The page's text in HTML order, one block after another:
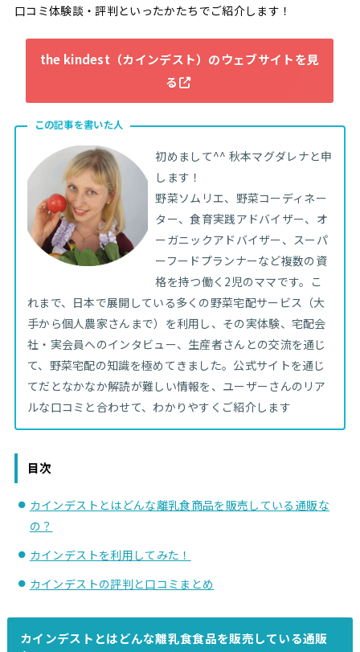
口コミ体験談・評判といったかたちでご紹介します！
the kindest（カインデスト）のウェブサイトを見
る
この記事を書いた人
初めまして^^ 秋本マグダレナと申
します！
野菜ソムリエ、野菜コーディネー
ター、食育実践アドバイザー、オ
ーガニックアドバイザー、スーパ
ーフードプランナーなど複数の資
格を持つ働く2児のママです。こ
れまで、日本で展開している多くの野菜宅配サービス（大
手から個人農家さんまで）を利用し、その実体験、宅配会
社・実会員へのインタビュー、生産者さんとの交流を通じ
て、野菜宅配の知識を極めてきました。公式サイトを通じ
てだとなかなか解読が難しい情報を、ユーザーさんのリア
ルな口コミと合わせて、わかりやすくご紹介します
目次
カインデストとはどんな離乳食商品を販売している通販な
の？
カインデストを利用してみた！
カインデストの評判と口コミまとめ
カインデストとはどんな離乳食食品を販売している通販